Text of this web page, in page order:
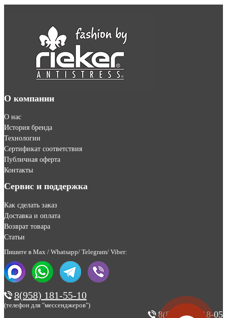
О компании
О нас
История бренда
Технологии
Сертификат соответствия
Публичная оферта
Контакты
Сервис и поддержка
Как сделать заказ
Доставка и оплата
Возврат товара
Статьи
Пишите в Max / Whatsapp/ Telegram/ Viber:
8(958) 181-55-10
(телефон для "мессенджеров")
8(800) 200-18-05